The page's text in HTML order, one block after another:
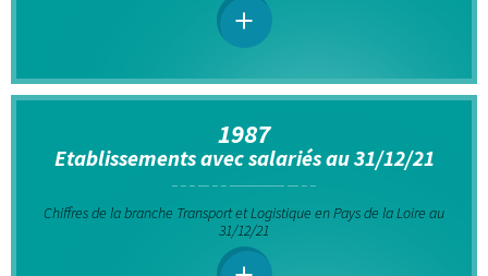
1987
Etablissements avec salariés au 31/12/21
Chiffres de la branche Transport et Logistique en Pays de la Loire au
31/12/21